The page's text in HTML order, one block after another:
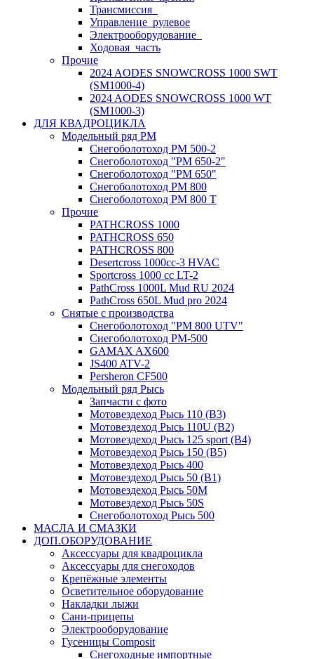
Трансмиссия_
Управление_рулевое
Электрооборудование_
Ходовая_часть
Прочие
2024 AODES SNOWCROSS 1000 SWT
(SM1000-4)
2024 AODES SNOWCROSS 1000 WT
(SM1000-3)
ДЛЯ КВАДРОЦИКЛА
Модельный ряд РМ
Снегоболотоход РМ 500-2
Снегоболотоход "РМ 650-2"
Снегоболотоход "РМ 650"
Снегоболотоход РМ 800
Снегоболотоход РМ 800 Т
Прочие
PATHCROSS 1000
PATHCROSS 650
PATHCROSS 800
Desertcross 1000cc-3 HVAC
Sportcross 1000 cc LT-2
PathCross 1000L Mud RU 2024
PathCross 650L Mud pro 2024
Снятые с производства
Снегоболотоход "РМ 800 UTV"
Снегоболотоход РМ-500
GAMAX AX600
JS400 ATV-2
Persheron CF500
Модельный ряд Рысь
Запчасти с фото
Мотовездеход Рысь 110 (B3)
Мотовездеход Рысь 110U (B2)
Мотовездеход Рысь 125 sport (B4)
Мотовездеход Рысь 150 (B5)
Мотовездеход Рысь 400
Мотовездеход Рысь 50 (B1)
Мотовездеход Рысь 50M
Мотовездеход Рысь 50S
Снегоболотоход Рысь 500
МАСЛА И СМАЗКИ
ДОП.ОБОРУДОВАНИЕ
Аксессуары для квадроцикла
Аксессуары для снегоходов
Крепёжные элементы
Осветительное оборудование
Накладки лыжи
Сани-прицепы
Электрооборудование
Гусеницы Composit
Снегоходные импортные